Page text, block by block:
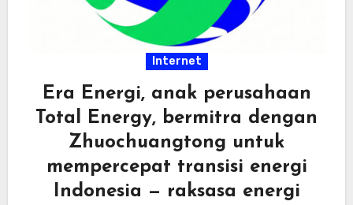
Internet
Era Energi, anak perusahaan
Total Energy, bermitra dengan
Zhuochuangtong untuk
mempercepat transisi energi
Indonesia — raksasa energi